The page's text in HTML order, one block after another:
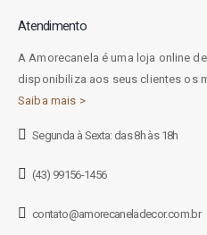
Atendimento
A Amorecanela é uma loja online
disponibiliza aos seus clientes os
Saiba mais >
Segunda à Sexta: das 8h às 18h
(43) 99156-1456
contato@amorecaneladecor.com.br